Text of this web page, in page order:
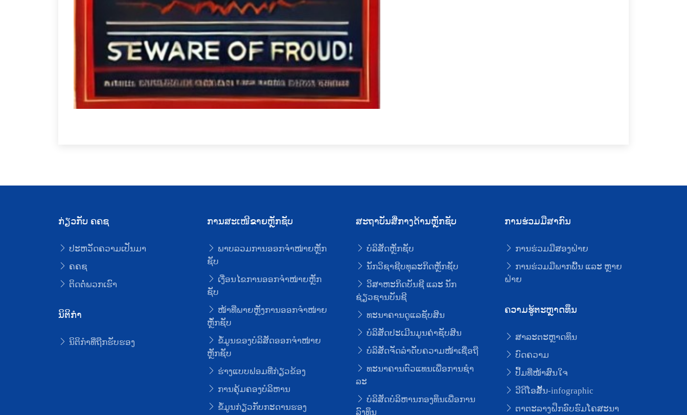
ກ່ຽວກັບ ຄຄຊ
ປະຫວັດຄວາມເປັນມາ
ຄຄຊ
ຕິດຕໍ່ພວກເຮົາ
ນິຕິກໍາ
ນິຕິກໍາທີ່ຖືກຮັບຮອງ
ການສະເໜີຂາຍຫຼັກຊັບ
ພາບລວມການອອກຈໍາໜ່າຍຫຼັກ
ຊັບ
ເງື່ອນໄຂການອອກຈໍາໜ່າຍຫຼັກ
ຊັບ
ໜ້າທີ່ພາຍຫຼັງການອອກຈໍາໜ່າຍ
ຫຼັໍກຊັບ
ຂໍ້ມູນຂອງບໍລິສັດອອກຈໍາໜ່າຍ
ຫຼັກຊັບ
ຮ່າງແບບຟອມທີ່ກ່ຽວຂ້ອງ
ການຄຸ້ມຄອງບໍລິຫານ
ຂໍ້ມູນກ່ຽວກັບກະດານຮອງ
ສະຖາບັນສື່ກາງດ້ານຫຼັກຊັບ
ບໍລິສັດຫຼັກຊັບ
ນັກວິຊາຊີບທຸລະກິດຫຼັກຊັບ
ວິສາຫະກິດບັນຊີ ແລະ ນັກ
ຊ່ຽວຊານບັນຊີ
ທະນາຄານດູແລຊັບສິນ
ບໍລິສັດປະເມີນມູນຄ່າຊັບສິນ
ບໍລິສັດຈັດລໍາດັບຄວາມໜ້າເຊື່ອຖື
ທະນາຄານຕົວແທນເພື່ອການຊໍາ
ລະ
ບໍລິສັດບໍລິຫານກອງທຶນເພື່ອການ
ລົງທຶນ
ການຮ່ວມມືສາກົນ
ການຮ່ວມມືສອງຝ່າຍ
ການຮ່ວມມືພາກພື້ນ ແລະ ຫຼາຍ
ຝ່າຍ
ຄວາມຮູ້ຕະຫຼາດທຶນ
ສາລະຕະຫຼາດທຶນ
ບົດຄວາມ
ປຶ້ມທີ່ໜ້າສົນໃຈ
ວີດີໂອສັ້ນ-infographic
ຕາຕະລາງຝຶກອົບຮົມໂຄສະນາ